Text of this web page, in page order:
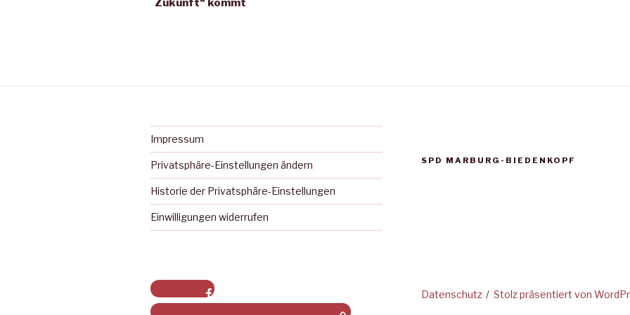
Zukunft“ kommt
Impressum
Privatsphäre-Einstellungen ändern
Historie der Privatsphäre-Einstellungen
Einwilligungen widerrufen
SPD MARBURG-BIEDENKOPF
Facebook
Privatsphäre-Einstellungen ändern
Datenschutz Stolz präsentiert von